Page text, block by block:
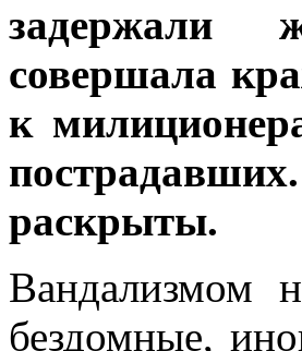
задержали
совершала
к
раскрыты.
Вандализмом
бездомные,